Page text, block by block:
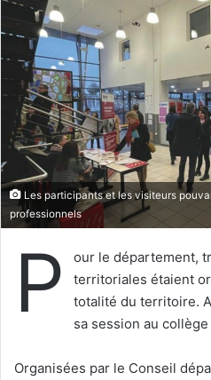
u
n
c
u
r
r
i
e
Les participants et les visiteurs
professionnels
P
our le département,
territoriales étaient
totalité du territoire.
sa session au
Organisées par le Conseil